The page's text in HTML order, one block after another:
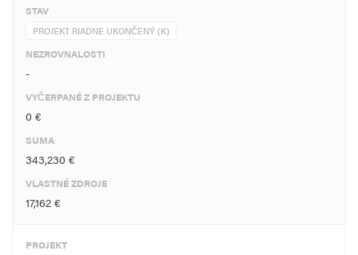
STAV
PROJEKT RIADNE UKONČENÝ (K)
NEZROVNALOSTI
-
VYČERPANÉ Z PROJEKTU
0 €
SUMA
343,230 €
VLASTNÉ ZDROJE
17,162 €
PROJEKT